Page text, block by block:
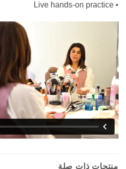
• Live hands-on practice
منتجات ذات صلة